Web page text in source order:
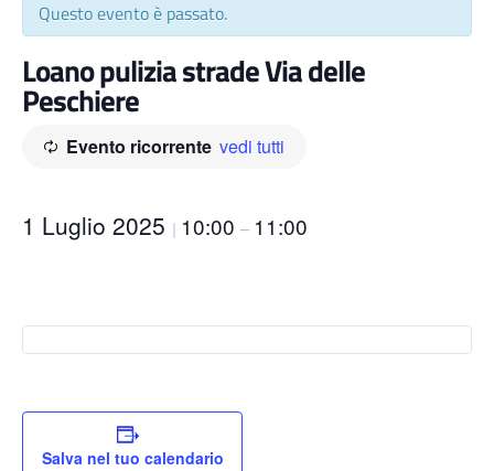
Questo evento è passato.
Loano pulizia strade Via delle
Peschiere
Evento ricorrente vedi tutti
1 Luglio 2025 | 10:00 – 11:00
Salva nel tuo calendario